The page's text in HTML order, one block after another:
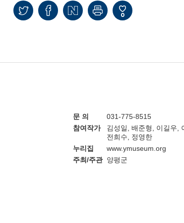
0
문 의
031-775-8515
참여작가
김성일, 배준형, 이길우,
전희수, 정영한
누리집
www.ymuseum.org
주최/주관 양평군